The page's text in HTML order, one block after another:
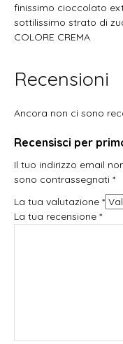
finissimo cioccolato
sottilissimo strato di
COLORE CREMA
Recensioni
Ancora non ci sono
Recensisci per
Il tuo indirizzo email
sono contrassegnati *
La tua valutazione *
La tua recensione *